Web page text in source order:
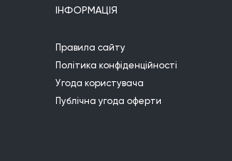
ІНФОРМАЦІЯ
Правила сайту
Політика конфіденційності
Угода користувача
Публічна угода оферти